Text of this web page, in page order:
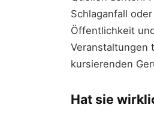
Schlaganfall
Öffentlichkeit
Veranstaltungen
kursierenden
Hat sie